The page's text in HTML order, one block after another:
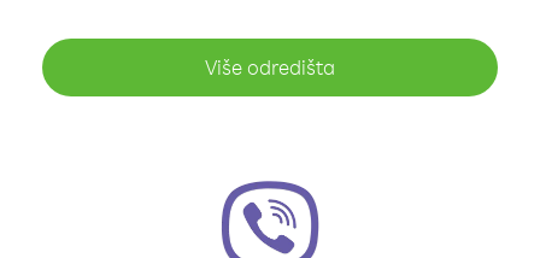
Više odredišta